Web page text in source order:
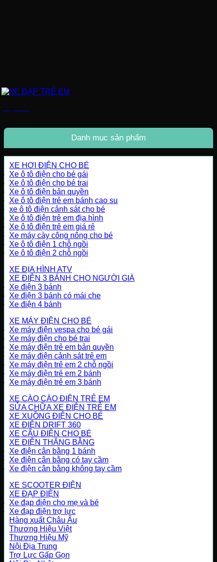
Danh mục sản phẩm
XE HƠI ĐIỆN CHO BÉ
Xe ô tô điện cho bé gái
Xe ô tô điện cho bé trai
Xe ô tô điện bản quyền
Xe ô tô điện trẻ em bánh cao su
xe ô tô điện cảnh sát cho bé
Xe ô tô điện trẻ em địa hình
Xe ô tô điện trẻ em giá rẻ
Xe máy cày công nông cho bé
Xe ô tô điện 1 chỗ ngồi
Xe ô tô điện 2 chỗ ngồi
XE ĐỊA HÌNH ATV
XE ĐIỆN 3 BÁNH CHO NGƯỜI GIÀ
Xe điện 3 bánh
Xe điện 3 bánh có mái che
Xe điện 4 bánh
XE MÁY ĐIỆN CHO BÉ
Xe máy điện vespa cho bé gái
Xe máy điện cho bé trai
Xe máy điện trẻ em bản quyền
Xe máy điện cảnh sát trẻ em
Xe máy điện trẻ em 2 chỗ ngồi
Xe máy điện trẻ em 2 bánh
Xe máy điện trẻ em 3 bánh
XE CÀO CÀO ĐIỆN TRẺ EM
SỬA CHỮA XE ĐIỆN TRẺ EM
XE XUỒNG ĐIỆN CHO BÉ
XE ĐIỆN DRIFT 360
XE CẨU ĐIỆN CHO BÉ
XE ĐIỆN THĂNG BẰNG
Xe điện cân bằng 1 bánh
Xe điện cân bằng có tay cầm
Xe điện cân bằng không tay cầm
XE SCOOTER ĐIỆN
XE ĐẠP ĐIỆN
Xe đạp điện cho mẹ và bé
Xe đạp điện trợ lực
Hàng xuất Châu Âu
Thương Hiệu Việt
Thương Hiệu Mỹ
Nội Địa Trung
Trợ Lực Gấp Gọn